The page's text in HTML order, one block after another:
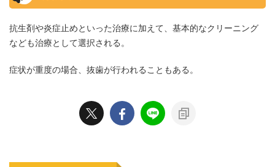
抗生剤や炎症止めといった治療に加えて、基本的なクリーニング
なども治療として選択される。
症状が重度の場合、抜歯が行われることもある。